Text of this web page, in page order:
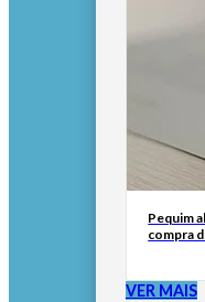
Pequim
compra
VER MAIS